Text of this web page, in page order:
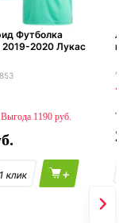
Футболка
2019-2020 Лукас
1190
+